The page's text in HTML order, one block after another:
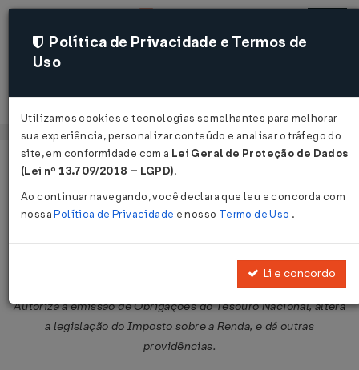
Acessar
Página Inicial Legislações
Lei Nº 4357 DE 16/07/1964
Publicado no DOU em 17 jul 1964
Autoriza a emissão de Obrigações do Tesouro Nacional, altera
a legislação do Imposto sobre a Renda, e dá outras
providências.
Política de Privacidade e Termos de
Uso
Utilizamos cookies e tecnologias semelhantes para melhorar
sua experiência, personalizar conteúdo e analisar o tráfego do
site, em conformidade com a Lei Geral de Proteção de Dados
(Lei nº 13.709/2018 – LGPD).
Ao continuar navegando, você declara que leu e concorda com
nossaPolítica de Privacidade e nosso Termo de Uso .
Li e concordo